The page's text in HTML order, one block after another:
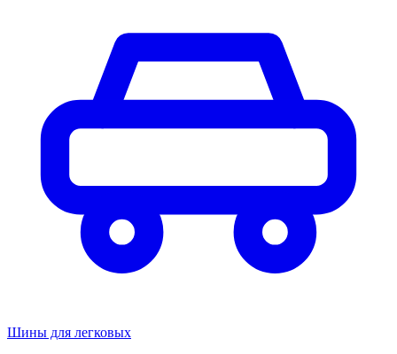
Шины для легковых